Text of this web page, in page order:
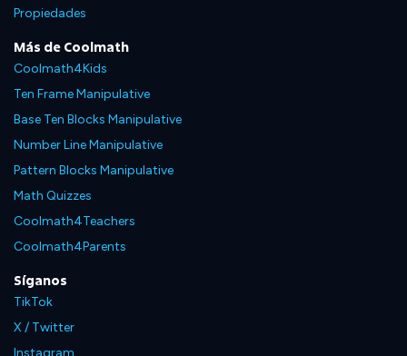
Propiedades
Más de Coolmath
Coolmath4Kids
Ten Frame Manipulative
Base Ten Blocks Manipulative
Number Line Manipulative
Pattern Blocks Manipulative
Math Quizzes
Coolmath4Teachers
Coolmath4Parents
Síganos
TikTok
X / Twitter
Instagram